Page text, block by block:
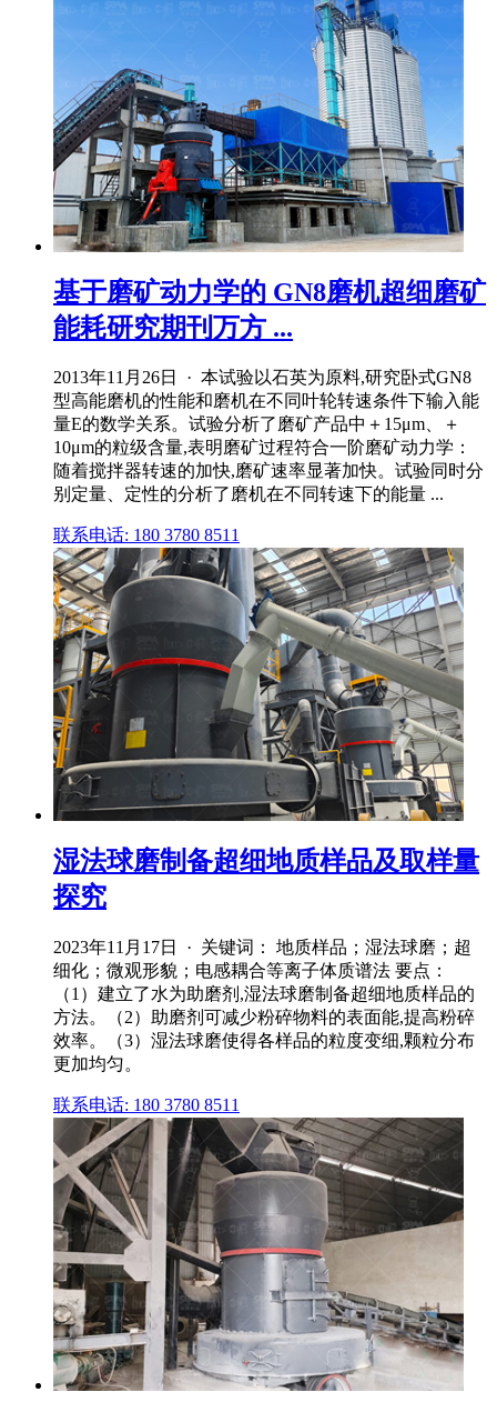
基于磨矿动力学的 GN8磨机超细磨矿
能耗研究期刊万方 ...
2013年11月26日 · 本试验以石英为原料,研究卧式GN8
型高能磨机的性能和磨机在不同叶轮转速条件下输入能
量E的数学关系。试验分析了磨矿产品中＋15μm、＋
10μm的粒级含量,表明磨矿过程符合一阶磨矿动力学：
随着搅拌器转速的加快,磨矿速率显著加快。试验同时分
别定量、定性的分析了磨机在不同转速下的能量 ...
联系电话: 180 3780 8511
湿法球磨制备超细地质样品及取样量
探究
2023年11月17日 · 关键词： 地质样品；湿法球磨；超
细化；微观形貌；电感耦合等离子体质谱法 要点：
（1）建立了水为助磨剂,湿法球磨制备超细地质样品的
方法。（2）助磨剂可减少粉碎物料的表面能,提高粉碎
效率。（3）湿法球磨使得各样品的粒度变细,颗粒分布
更加均匀。
联系电话: 180 3780 8511